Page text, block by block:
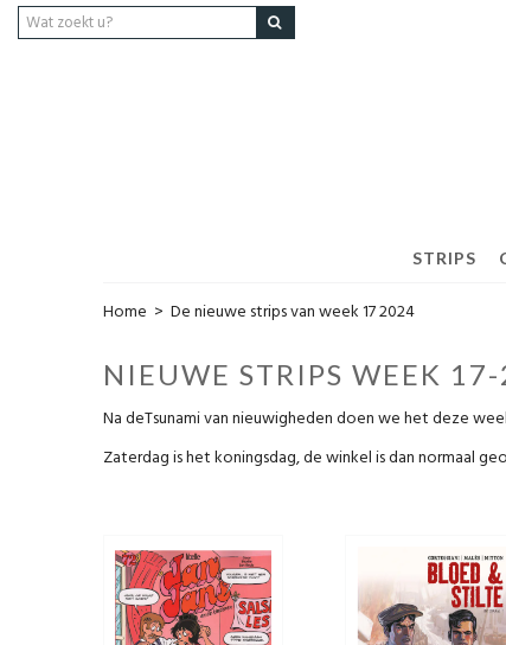
STRIPS
Home > De nieuwe strips van week 17 2024
NIEUWE STRIPS WEEK
Na deTsunami van nieuwigheden doen we het deze
Zaterdag is het koningsdag, de winkel is dan normaal